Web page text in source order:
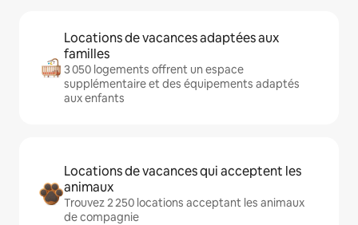
Locations de vacances adaptées aux
familles
3 050 logements offrent un espace
supplémentaire et des équipements adaptés
aux enfants
Locations de vacances qui acceptent les
animaux
Trouvez 2 250 locations acceptant les animaux
de compagnie